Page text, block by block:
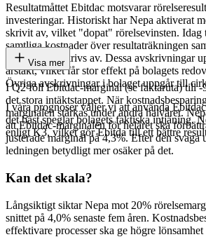
Resultatmåttet Ebitdac motsvarar
investeringar. Historiskt har Nepa aktiverat
skrivit av, vilket "dopat" rörelsevinsten. Idag
samtliga kostnader över resultaträkningen
aktiveringar skrivs av. Dessa avskrivningar
årstakt, vilket får stor effekt på bolagets
Övriga avskrivningar i bolaget uppgår till
I våra prognoser väljer vi att använda
det bäst speglar bolagets faktiska intjäning.
enligt K3, vilket gör Ebitda till ett bättre
Visa mer
I Q2 föll Ebitdac-marginal (se faktaruta) till
det stora intäktstappet. När
marginalen stärkas under andra halvåret.
att Ebitdac-marginalen för helåret ska
justerade marginal på 4,3%. Efter den
ledningen betydligt mer osäker på det.
Kan det skala?
Långsiktigt siktar Nepa mot 20%
snittet på 4,0% senaste fem åren.
effektivare processer ska ge högre